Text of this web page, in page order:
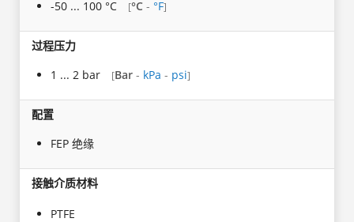
-50 ... 100 °C
[°C - °F]
过程压力
1 ... 2 bar
[Bar - kPa - psi]
配置
FEP 绝缘
接触介质材料
PTFE